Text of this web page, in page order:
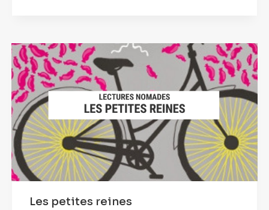
Les petites reines